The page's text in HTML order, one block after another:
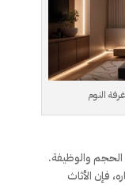
النوم
الحجم والوظيفة.
فإن الأثاث